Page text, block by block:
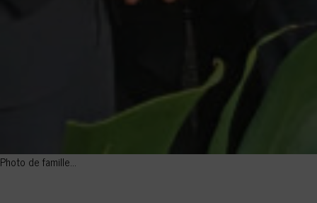
Photo de famille…